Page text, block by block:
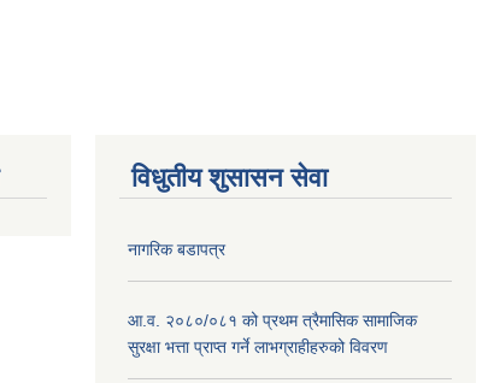
विधुतीय शुसासन सेवा
नागरिक बडापत्र
आ.व. २०८०/०८१ को प्रथम त्रैमासिक सामाजिक
सुरक्षा भत्ता प्राप्त गर्ने लाभग्राहीहरुको विवरण